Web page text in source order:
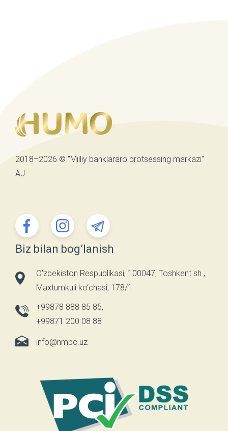
2018–2026 © "Milliy banklararo protsessing markazi"
AJ
Biz bilan bog’lanish
O'zbekiston Respublikasi, 100047, Toshkent sh.,
Maxtumkuli ko‘chasi, 178/1
+99878 888 85 85,
+99871 200 08 88
info@nmpc.uz